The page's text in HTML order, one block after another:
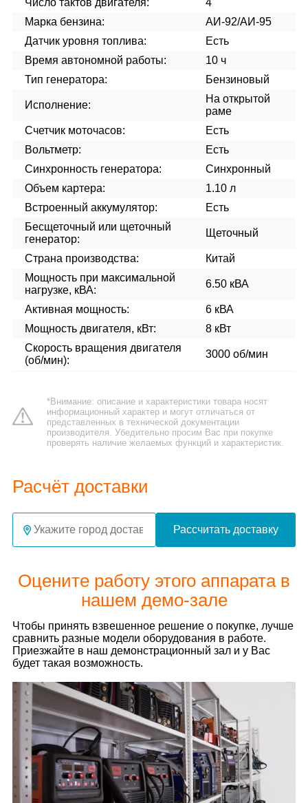
Число тактов двигателя:
4
Марка бензина:
АИ-92/АИ-95
Датчик уровня топлива:
Есть
Время автономной работы:
10 ч
Тип генератора:
Бензиновый
Исполнение:
На открытой
раме
Счетчик моточасов:
Есть
Вольтметр:
Есть
Синхронность генератора:
Синхронный
Объем картера:
1.10 л
Встроенный аккумулятор:
Есть
Бесщеточный или щеточный
генератор:
Щеточный
Страна производства:
Китай
Мощность при максимальной
нагрузке, кВА:
6.50 кВА
Активная мощность:
6 кВА
Мощность двигателя, кВт:
8 кВт
Скорость вращения двигателя
(об/мин):
3000 об/мин
*Внимание: описание и характеристики товара носят
информационный характер и могут отличаться от
представленных в технической документации
производителя. Убедительно просим Вас при покупке
проверять наличие желаемых функций и характеристик.
Расчёт доставки
Рассчитать доставку
Оцените работу этого аппарата в
нашем демо-зале
Чтобы принять взвешенное решение о покупке, лучше
сравнить разные модели оборудования в работе.
Приезжайте в наш демонстрационный зал и у Вас
будет такая возможность.